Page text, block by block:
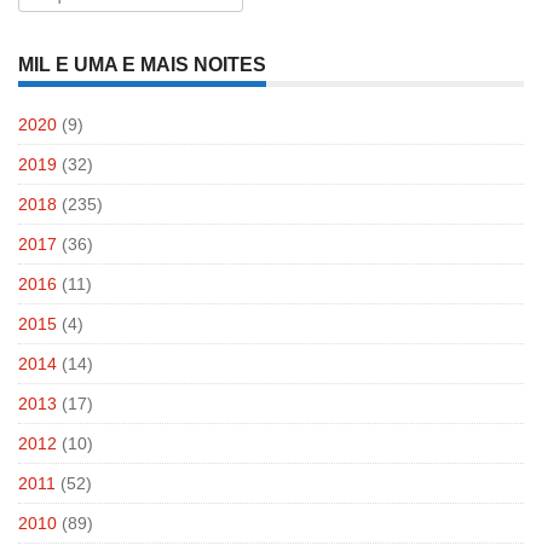
por:
MIL E UMA E MAIS NOITES
2020 (9)
2019 (32)
2018 (235)
2017 (36)
2016 (11)
2015 (4)
2014 (14)
2013 (17)
2012 (10)
2011 (52)
2010 (89)